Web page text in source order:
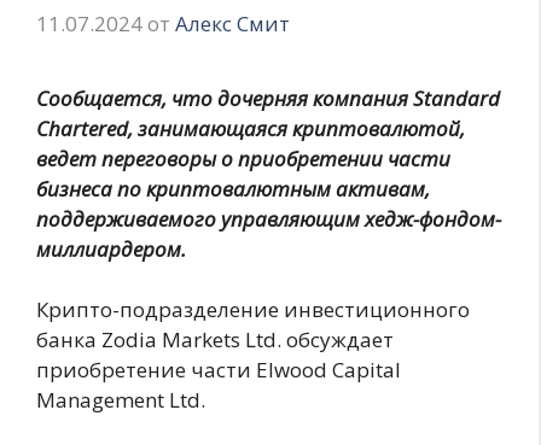
11.07.2024от Алекс Смит
Сообщается, что дочерняя компания Standard
Chartered, занимающаяся криптовалютой,
ведет переговоры о приобретении части
бизнеса по криптовалютным активам,
поддерживаемого управляющим хедж-фондом-
миллиардером.
Крипто-подразделение инвестиционного
банка Zodia Markets Ltd. обсуждает
приобретение части Elwood Capital
Management Ltd.